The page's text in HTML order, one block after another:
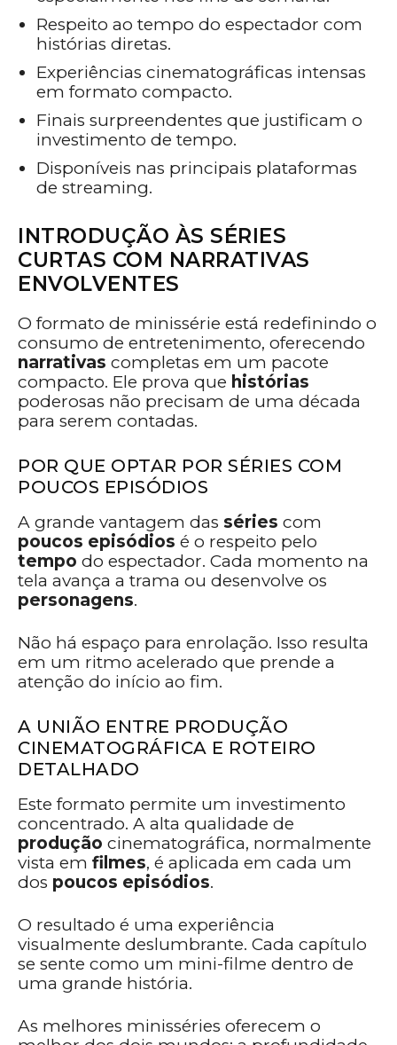
Respeito ao tempo do espectador com
histórias diretas.
Experiências cinematográficas intensas
em formato compacto.
Finais surpreendentes que justificam o
investimento de tempo.
Disponíveis nas principais plataformas
de streaming.
INTRODUÇÃO ÀS SÉRIES
CURTAS COM NARRATIVAS
ENVOLVENTES
O formato de minissérie está redefinindo o
consumo de entretenimento, oferecendo
narrativas completas em um pacote
compacto. Ele prova que histórias
poderosas não precisam de uma década
para serem contadas.
POR QUE OPTAR POR SÉRIES COM
POUCOS EPISÓDIOS
A grande vantagem das séries com
poucos episódios é o respeito pelo
tempo do espectador. Cada momento na
tela avança a trama ou desenvolve os
personagens.
Não há espaço para enrolação. Isso resulta
em um ritmo acelerado que prende a
atenção do início ao fim.
A UNIÃO ENTRE PRODUÇÃO
CINEMATOGRÁFICA E ROTEIRO
DETALHADO
Este formato permite um investimento
concentrado. A alta qualidade de
produção cinematográfica, normalmente
vista em filmes, é aplicada em cada um
dos poucos episódios.
O resultado é uma experiência
visualmente deslumbrante. Cada capítulo
se sente como um mini-filme dentro de
uma grande história.
As melhores minisséries oferecem o